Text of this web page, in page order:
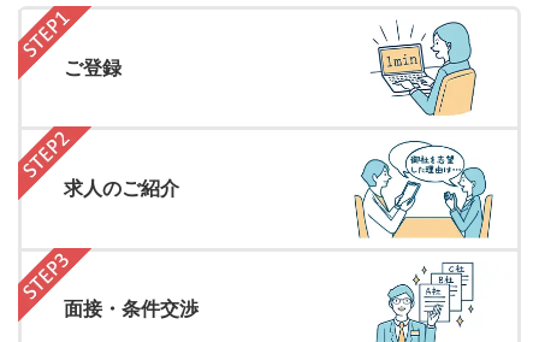
ご登録
求人のご紹介
面接・条件交渉